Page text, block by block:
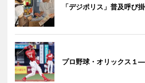
「デジポリス」普及呼び
プロ野球・オリックス１